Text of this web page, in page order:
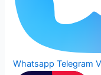
Whatsapp Telegram